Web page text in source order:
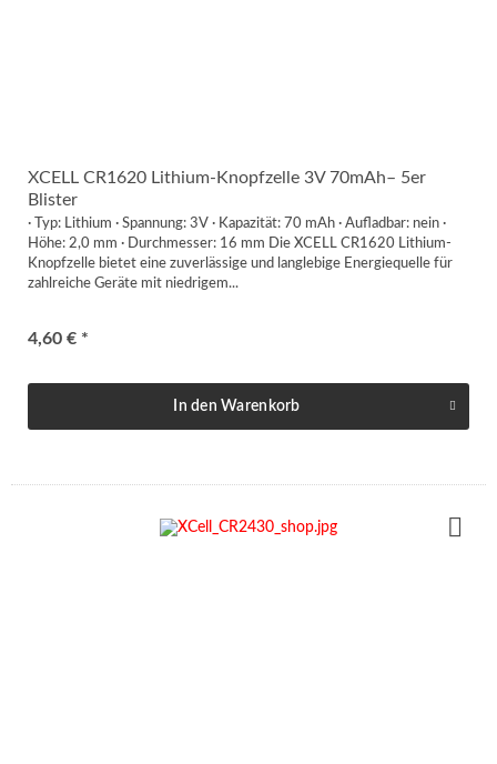
XCELL CR1620 Lithium-Knopfzelle 3V 70mAh– 5er
Blister
· Typ: Lithium · Spannung: 3V · Kapazität: 70 mAh · Aufladbar: nein ·
Höhe: 2,0 mm · Durchmesser: 16 mm Die XCELL CR1620 Lithium-
Knopfzelle bietet eine zuverlässige und langlebige Energiequelle für
zahlreiche Geräte mit niedrigem...
4,60 € *
In den Warenkorb